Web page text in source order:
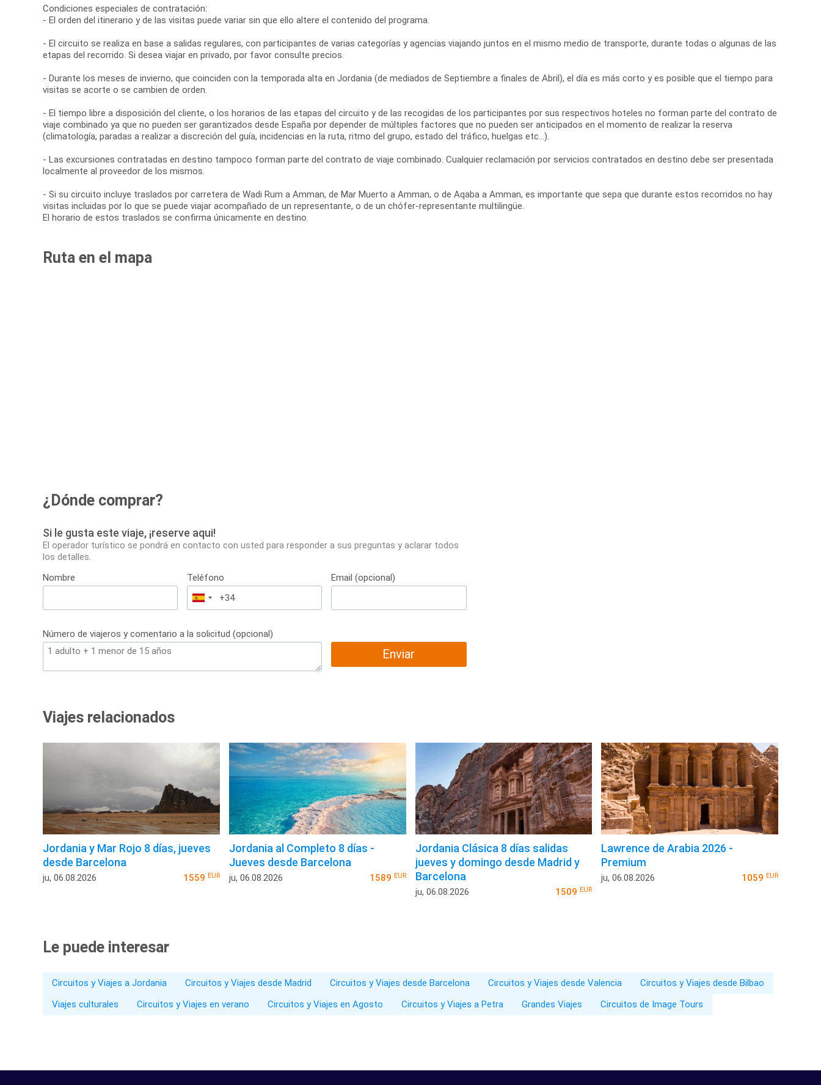
Condiciones especiales de contratación:
- El orden del itinerario y de las visitas puede variar sin que ello altere el contenido del programa.
- El circuito se realiza en base a salidas regulares, con participantes de varias categorías y agencias viajando juntos en el mismo medio de transporte, durante todas o algunas de las
etapas del recorrido. Si desea viajar en privado, por favor consulte precios.
- Durante los meses de invierno, que coinciden con la temporada alta en Jordania (de mediados de Septiembre a finales de Abril), el día es más corto y es posible que el tiempo para
visitas se acorte o se cambien de orden.
- El tiempo libre a disposición del cliente, o los horarios de las etapas del circuito y de las recogidas de los participantes por sus respectivos hoteles no forman parte del contrato de
viaje combinado ya que no pueden ser garantizados desde España por depender de múltiples factores que no pueden ser anticipados en el momento de realizar la reserva
(climatología, paradas a realizar a discreción del guía, incidencias en la ruta, ritmo del grupo, estado del tráfico, huelgas etc...).
- Las excursiones contratadas en destino tampoco forman parte del contrato de viaje combinado. Cualquier reclamación por servicios contratados en destino debe ser presentada
localmente al proveedor de los mismos.
- Si su circuito incluye traslados por carretera de Wadi Rum a Amman, de Mar Muerto a Amman, o de Aqaba a Amman, es importante que sepa que durante estos recorridos no hay
visitas incluidas por lo que se puede viajar acompañado de un representante, o de un chófer-representante multilingüe.
El horario de estos traslados se confirma únicamente en destino.
Ruta en el mapa
¿Dónde comprar?
Si le gusta este viaje, ¡reserve aqui!
El operador turístico se pondrá en contacto con usted para responder a sus preguntas y aclarar todos
los detalles.
Nombre
Teléfono
España
+34
Email (opcional)
Número de viajeros y comentario a la solicitud (opcional)
Enviar
Viajes relacionados
Jordania y Mar Rojo 8 días, jueves
desde Barcelona
ju, 06.08.2026 1559 EUR
Jordania al Completo 8 días -
Jueves desde Barcelona
ju, 06.08.2026 1589 EUR
Jordania Clásica 8 días salidas
jueves y domingo desde Madrid y
Barcelona
ju, 06.08.2026 1509EUR
Lawrence de Arabia 2026 -
Premium
ju, 06.08.2026 1059 EUR
Le puede interesar
Circuitos y Viajes a Jordania Circuitos y Viajes desde Madrid Circuitos y Viajes desde Barcelona Circuitos y Viajes desde Valencia
Circuitos y Viajes desde Bilbao
Viajes culturales
Circuitos y Viajes en verano Circuitos y Viajes en Agosto Circuitos y Viajes a Petra Grandes Viajes Circuitos de Image Tours